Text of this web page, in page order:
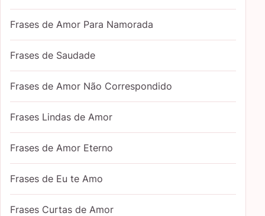
Frases de Amor Para Namorada
Frases de Saudade
Frases de Amor Não Correspondido
Frases Lindas de Amor
Frases de Amor Eterno
Frases de Eu te Amo
Frases Curtas de Amor